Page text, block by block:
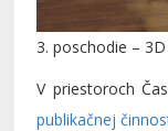
3. poschodie –
V priestoroch
publikačnej